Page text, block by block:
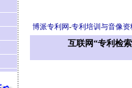
博派专利网-专利培训与音像资
互联网“专利检